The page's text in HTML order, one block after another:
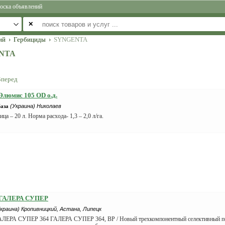
объявлений
✕
› Гербициды › SYNGENTA
105 OD о.д.
(Украина) Николаев
– 20 л. Норма расхода- 1,3 – 2,0 л/га.
ГАЛЕРА СУПЕР
Кропивницкий, Астана, Липецк
СУПЕР 364 ГАЛЕРА СУПЕР 364, ВР / Новый трехкомпонентный селективный